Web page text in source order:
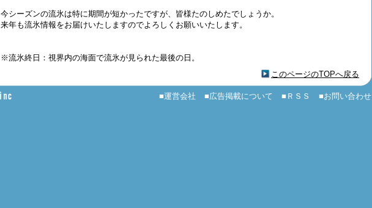
今シーズンの流氷は特に期間が短かったですが、皆様たのしめたでしょうか。
来年も流氷情報をお届けいたしますのでよろしくお願いいたします。
※流氷終日：視界内の海面で流氷が見られた最後の日。
このページのTOPへ戻る
■運営会社 ■広告掲載について ■ＲＳＳ ■お問い合わせ